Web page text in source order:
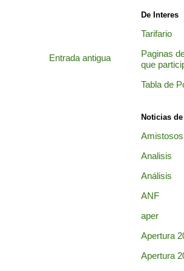
Entrada antigua
De Interes
Tarifario
Paginas
que
Tabla de
Noticias de
Amistosos
Analisis
Análisis
ANF
aper
Apertura
Apertura